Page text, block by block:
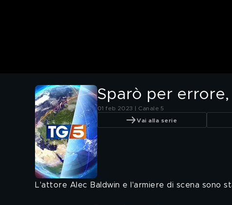
Sparò per
01 feb 2023 | Canale 5
Vai alla serie
L'attore Alec Baldwin e l'armiere di scena sono